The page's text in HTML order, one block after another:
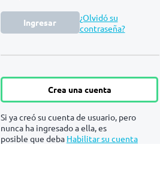
Ingresar
¿Olvidó su
contraseña?
Crea una cuenta
Si ya creó su cuenta de usuario, pero
nunca ha ingresado a ella, es
posible que deba Habilitar su cuenta